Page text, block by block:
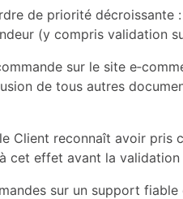
de priorité
(y compris validation
sur le site
de tous autres
Client reconnaît avoir
cet effet avant la
sur un support